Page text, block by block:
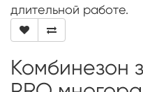
длительной работе.
Комбинезон